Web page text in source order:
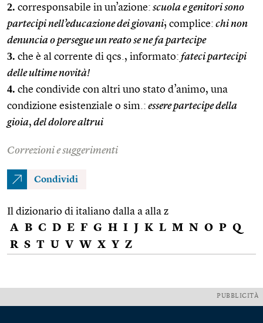
2. corresponsabile in un’azione: scuola e genitori sono
partecipi nell’educazione dei giovani; complice: chi non
denuncia o persegue un reato se ne fa partecipe
3. che è al corrente di qcs., informato: fateci partecipi
delle ultime novità!
4. che condivide con altri uno stato d’animo, una
condizione esistenziale o sim.: essere partecipe della
gioia, del dolore altrui
Correzioni e suggerimenti
Condividi
Il dizionario di italiano dalla a alla z
A B C D E F G H I J K L M N O P Q
R S T U V W X Y Z
PUBBLICITÀ